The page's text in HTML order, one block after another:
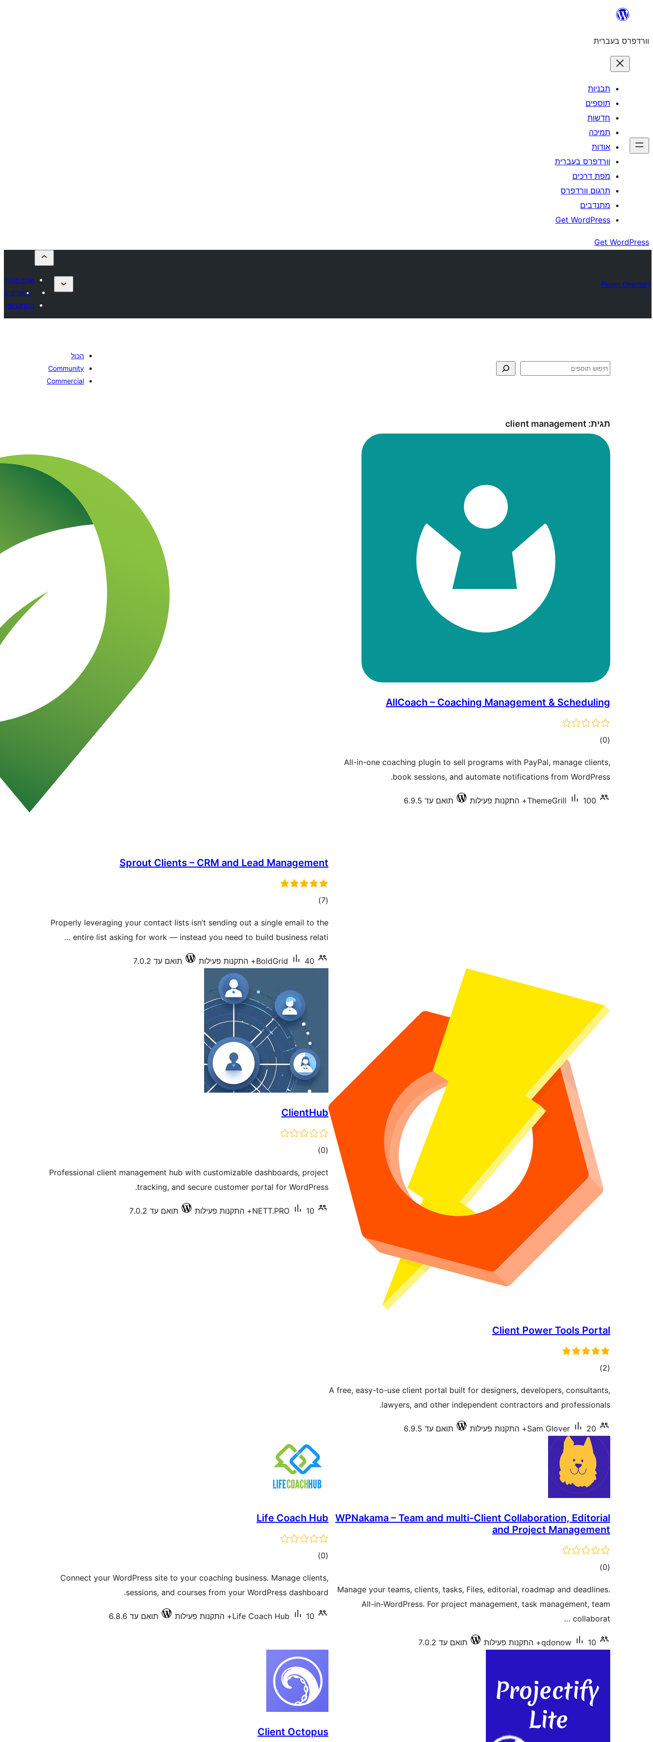
וורדפרס בעברית
תבניות
תוספים
חדשות
תמיכה
אודות
וורדפרס בעברית
מפת דרכים
תרגום וורדפרס
מתנדבים
Get WordPress
Get WordPress
Plugin Directory
שלח תוסף
מועדפים
התחברות
חיפוש
הכול
Community
Commercial
תגית: client management
AllCoach – Coaching Management & Scheduling
(0 דרוגים)
All-in-one coaching plugin to sell programs with PayPal, manage clients,
book sessions, and automate notifications from WordPress.
ThemeGrill 100+ התקנות פעילות תואם עד 6.9.5
Sprout Clients – CRM and Lead Management
(7 דרוגים
)
Properly leveraging your contact lists isn’t sending out a single email to the
entire list asking for work — instead you need to build business relati …
BoldGrid 40+ התקנות פעילות תואם עד 7.0.2
Client Power Tools Portal
(2 דרוגים)
A free, easy-to-use client portal built for designers, developers, consultants,
lawyers, and other independent contractors and professionals.
Sam Glover 20+ התקנות פעילות תואם עד 6.9.5
ClientHub
(0 דרוגים)
Professional client management hub with customizable dashboards, project
tracking, and secure customer portal for WordPress.
NETT.PRO 10+ התקנות פעילות תואם עד 7.0.2
WPNakama – Team and multi-Client Collaboration, Editorial
and Project Management
(0 דרוגים)
Manage your teams, clients, tasks, Files, editorial, roadmap and deadlines.
All-in-WordPress. For project management, task management, team
collaborat …
qdonow 10+ התקנות פעילות תואם עד 7.0.2
Life Coach Hub
(0 דרוגים)
Connect your WordPress site to your coaching business. Manage clients,
sessions, and courses from your WordPress dashboard.
Life Coach Hub 10+ התקנות פעילות תואם עד 6.8.6
Client Octopus